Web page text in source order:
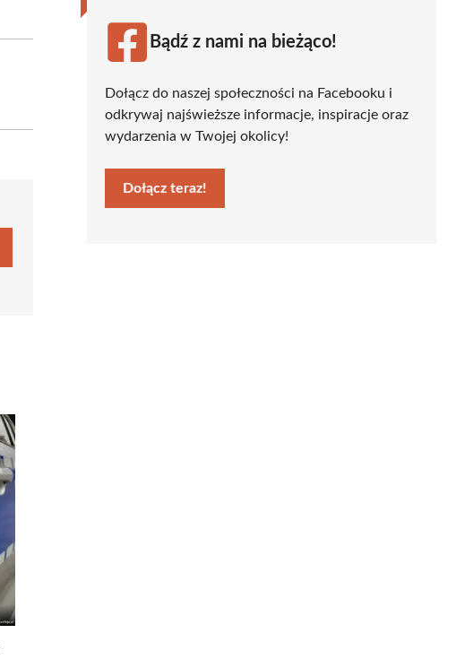
Bądź z nami na bieżąco!
Dołącz do naszej społeczności na Facebooku i
odkrywaj najświeższe informacje, inspiracje oraz
wydarzenia w Twojej okolicy!
Dołącz teraz!